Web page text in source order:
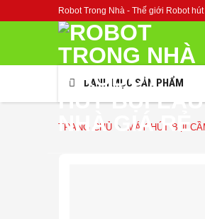
to
Robot Trong Nhà - Thế giới Robot
DANH MỤC SẢN PHẨM
TRANG CHỦ MÁY HÚT BỤI